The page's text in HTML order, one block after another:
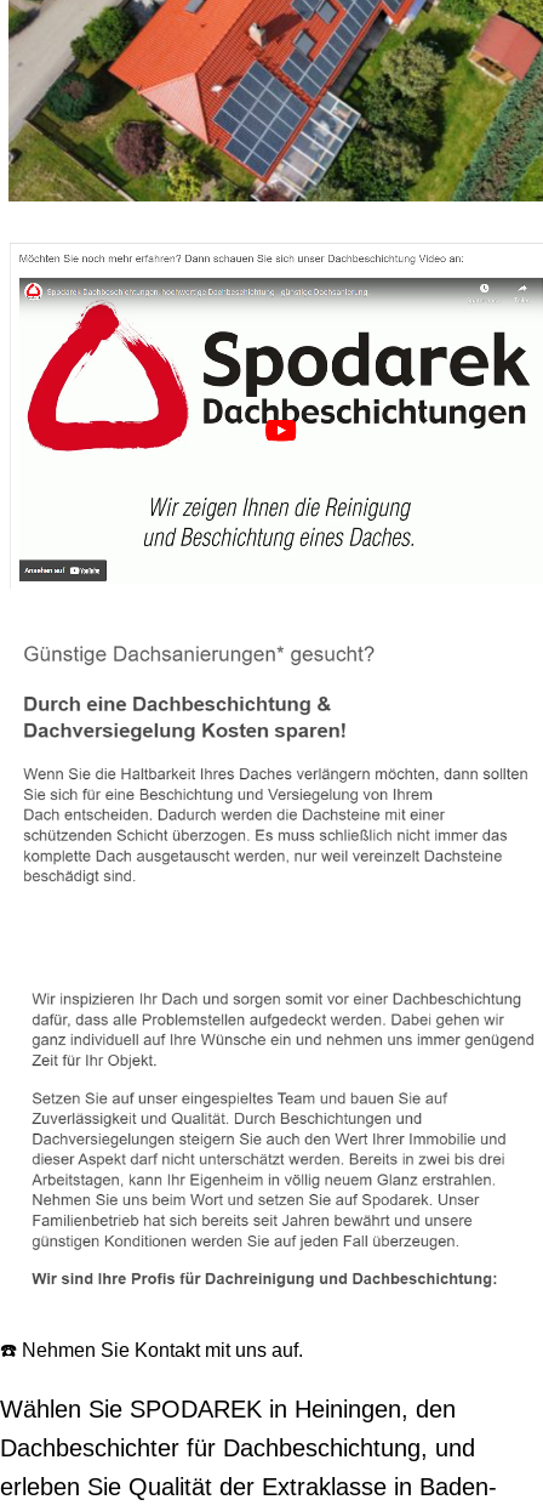
☎️ Nehmen Sie Kontakt mit uns auf.
Wählen Sie SPODAREK in Heiningen, den
Dachbeschichter für Dachbeschichtung, und
erleben Sie Qualität der Extraklasse in Baden-